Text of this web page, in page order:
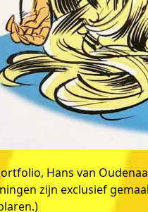
Hans van
zijn exclusief